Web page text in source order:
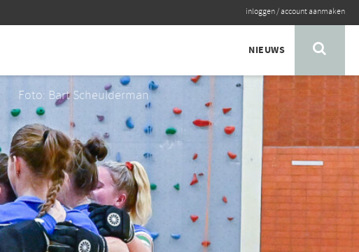
inloggen/account aanmaken
NIEUWS
Foto: Bart Scheulderman